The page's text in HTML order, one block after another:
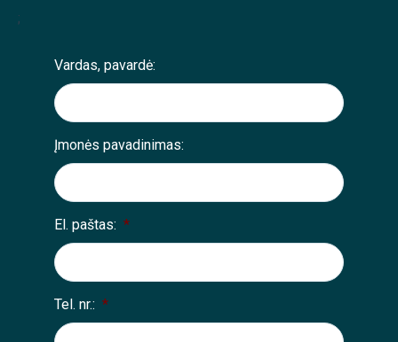
;
Vardas, pavardė:
Įmonės pavadinimas:
El. paštas: *
Tel. nr.: *